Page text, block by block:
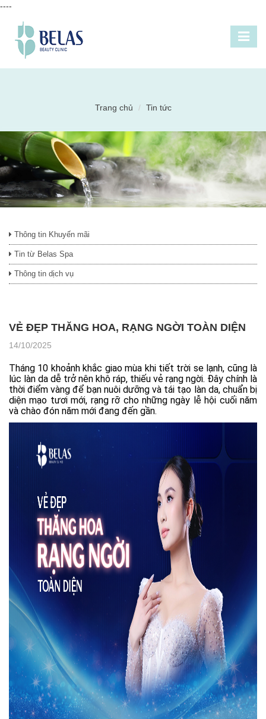
----
Trang chủ Tin tức
Thông tin Khuyến mãi
Tin từ Belas Spa
Thông tin dịch vụ
VẺ ĐẸP THĂNG HOA, RẠNG NGỜI TOÀN DIỆN
14/10/2025
Tháng 10 khoảnh khắc giao mùa khi tiết trời se lạnh, cũng là
lúc làn da dễ trở nên khô ráp, thiếu vẻ rạng ngời. Đây chính là
thời điểm vàng để bạn nuôi dưỡng và tái tạo làn da, chuẩn bị
diện mạo tươi mới, rạng rỡ cho những ngày lễ hội cuối năm
và chào đón năm mới đang đến gần.